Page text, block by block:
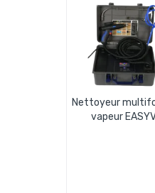
Nettoyeur
vapeur